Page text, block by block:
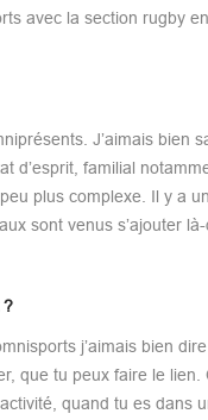
avec la section rugby
J’aimais bien
d’esprit, familial
plus complexe. Il y a
sont venus s’ajouter
?
j’aimais bien
que tu peux faire le
quand tu es dans